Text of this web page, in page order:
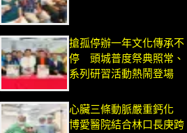
搶孤停辦一年文化傳承不
停 頭城普度祭典照常、
系列研習活動熱鬧登場
心臟三條動脈嚴重鈣化
博愛醫院結合林口長庚跨